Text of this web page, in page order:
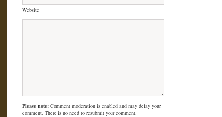
Website
Please note: Comment moderation is enabled and may delay your
comment. There is no need to resubmit your comment.